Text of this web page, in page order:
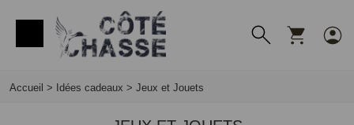
Accueil > Idées cadeaux > Jeux et Jouets